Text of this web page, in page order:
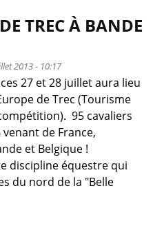
TREC À BANDE
2013 - 10:17
27 et 28 juillet aura lieu
de Trec (Tourisme
95 cavaliers
de France,
et Belgique !
discipline équestre qui
du nord de la "Belle